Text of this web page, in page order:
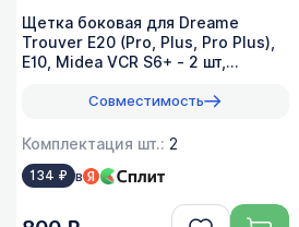
Щетка боковая для Dreame
Trouver E20 (Pro, Plus, Pro Plus),
E10, Midea VCR S6+ - 2 шт,
Совместимость
Комплектация шт.: 2
134 ₽ в